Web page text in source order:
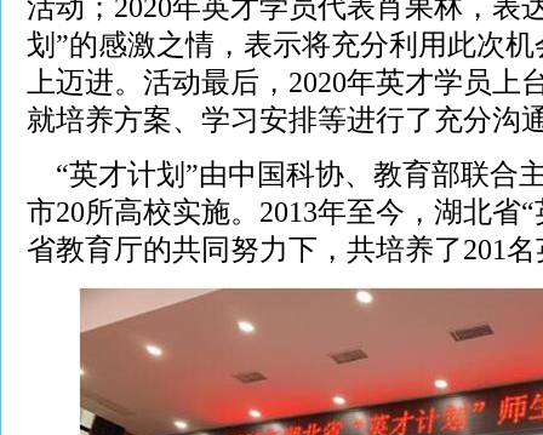
活动；2020年英才学员代表肖果林，表
划”的感激之情，表示将充分利用此次
上迈进。活动最后，2020年英才学员上
就培养方案、学习安排等进行了充分沟
“英才计划”由中国科协、教育部联合
市20所高校实施。2013年至今，湖北省
省教育厅的共同努力下，共培养了201